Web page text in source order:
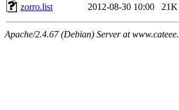
zorro.list 2012-08-30 10:00 21K
Apache/2.4.67 (Debian) Server at